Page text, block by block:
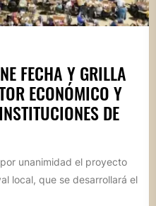
FECHA Y GRILLA
ECONÓMICO Y
DE
unanimidad el proyecto
local, que se desarrollará el